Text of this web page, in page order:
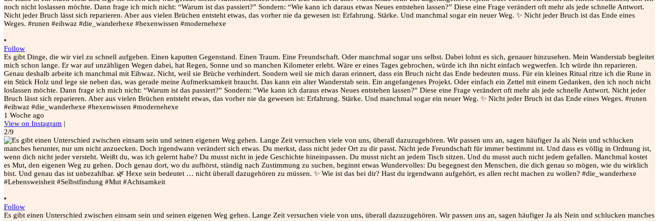
•
Follow
Es gibt Dinge, die wir viel zu schnell aufgeben. Einen kaputten Gegenstand. Einen Traum. Eine Freundschaft. Oder manchmal sogar uns selbst. Dabei lohnt es sich, genauer hinzusehen. Mein Wanderstab begleitet
mich schon lange. Er war auf unzähligen Wegen dabei, hat Regen, Sonne und so manchen Kilometer erlebt. Wäre er eines Tages gebrochen, würde ich ihn nicht einfach wegwerfen. Ich würde ihn reparieren.
Genau deshalb arbeite ich manchmal mit Eihwaz. Nicht, weil sie Brüche verhindert. Sondern weil sie mich daran erinnert, dass ein Bruch nicht das Ende bedeuten muss. Für ein kleines Ritual ritze ich die Rune in
ein Stück Holz und lege sie neben das, was gerade meine Aufmerksamkeit braucht. Das kann ein alter Wanderstab sein. Ein angefangenes Projekt. Oder einfach ein Zettel mit einem Gedanken, den ich noch nicht
loslassen möchte. Dann frage ich mich nicht: “Warum ist das passiert?” Sondern: “Wie kann ich daraus etwas Neues entstehen lassen?” Diese eine Frage verändert oft mehr als jede schnelle Antwort. Nicht jeder
Bruch lässt sich reparieren. Aber aus vielen Brüchen entsteht etwas, das vorher nie da gewesen ist: Erfahrung. Stärke. Und manchmal sogar ein neuer Weg. ✨ Nicht jeder Bruch ist das Ende eines Weges. #runen
#eihwaz #die_wanderhexe #hexenwissen #modernehexe
1 Woche ago
View on Instagram |
2/9
•
Follow
Es gibt einen Unterschied zwischen einsam sein und seinen eigenen Weg gehen. Lange Zeit versuchen viele von uns, überall dazuzugehören. Wir passen uns an, sagen häufiger Ja als Nein und schlucken manches